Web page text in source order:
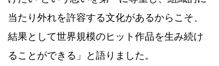
当たり外れを許容する文化があるからこそ、
結果として世界規模のヒット作品を生み続け
ることができる」と語りました。